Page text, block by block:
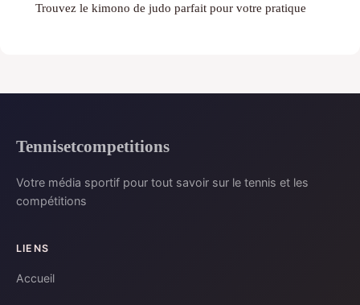
Trouvez le kimono de judo parfait pour votre pratique
Tennisetcompetitions
Votre média sportif pour tout savoir sur le tennis et les
compétitions
LIENS
Accueil